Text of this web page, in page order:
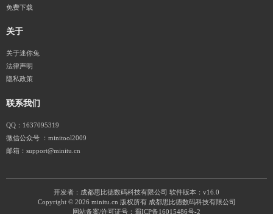
免费下载
关于
关于迷你兔
法律声明
隐私政策
联系我们
QQ：1637095319
微信公众号 ：minitool2009
邮箱：support@minitu.cn
开发者：成都思比德数码科技有限公司
软件版本：v16.0
Copyright © 2026 minitu.cn 版权所有 成都思比德数码科技有限公司
网站备案/许可证号： 蜀ICP备16015486号-2